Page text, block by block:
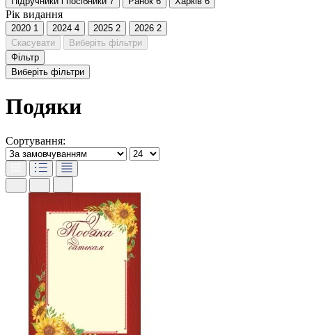
Рік видання
2020 1 2024 4 2025 2 2026 2
Скасувати
Виберіть фільтри
Фільтр
Виберіть фільтри
Подяки
Сортування: